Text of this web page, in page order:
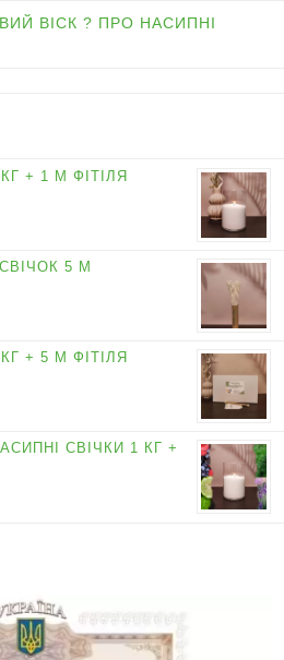
ВІСК ? ПРО НАСИПНІ
+ 1 М ФІТІЛЯ
5 М
+ 5 М ФІТІЛЯ
СВІЧКИ 1 КГ +